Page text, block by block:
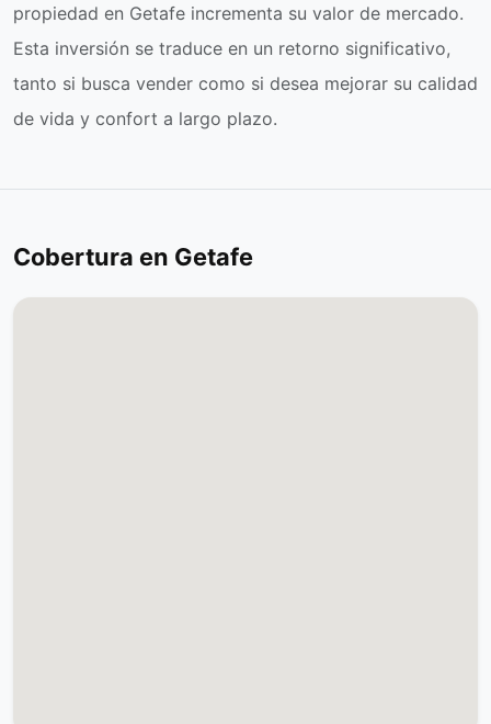
propiedad en Getafe incrementa su valor de mercado.
Esta inversión se traduce en un retorno significativo,
tanto si busca vender como si desea mejorar su calidad
de vida y confort a largo plazo.
Cobertura en Getafe